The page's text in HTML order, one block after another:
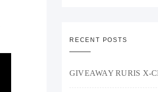
RECENT POSTS